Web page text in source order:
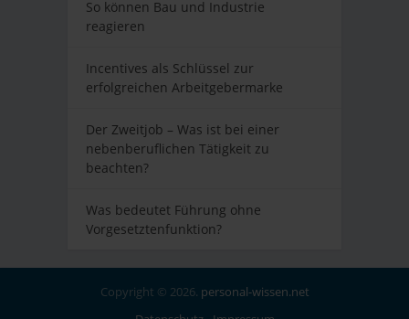
So können Bau und Industrie
reagieren
Incentives als Schlüssel zur
erfolgreichen Arbeitgebermarke
Der Zweitjob – Was ist bei einer
nebenberuflichen Tätigkeit zu
beachten?
Was bedeutet Führung ohne
Vorgesetztenfunktion?
Copyright © 2026. personal-wissen.net